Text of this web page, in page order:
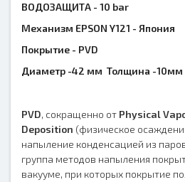
ВОДОЗАЩИТА - 10 bar
Механизм EPSON Y121 - Япония
Покрытие - PVD
Диаметр -42 мм Толщина -10мм
PVD, сокращенно от Physical
Deposition (физическое
напыление конденсацией из
группа методов напыления
вакууме, при которых покрытие